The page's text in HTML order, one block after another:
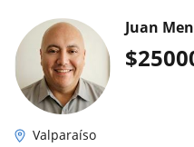
$
Juan
Valparaíso